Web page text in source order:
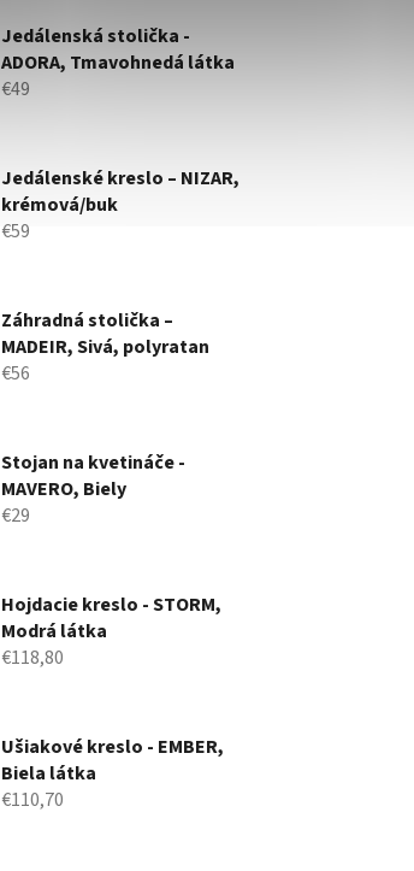
Jedálenská stolička -
ADORA, Tmavohnedá látka
€49
Jedálenské kreslo – NIZAR,
krémová/buk
€59
Záhradná stolička –
MADEIR, Sivá, polyratan
€56
Stojan na kvetináče -
MAVERO, Biely
€29
Hojdacie kreslo - STORM,
Modrá látka
€118,80
Ušiakové kreslo - EMBER,
Biela látka
€110,70